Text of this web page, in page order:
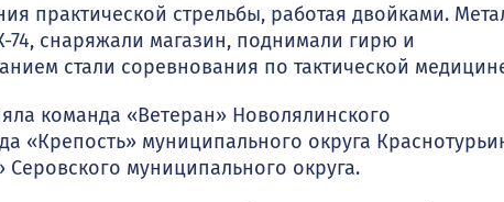
практической стрельбы, работая двойками.
снаряжали магазин, поднимали гирю и
стали соревнования по тактической
команда «Ветеран» Новолялинского
«Крепость» муниципального округа
муниципального округа.